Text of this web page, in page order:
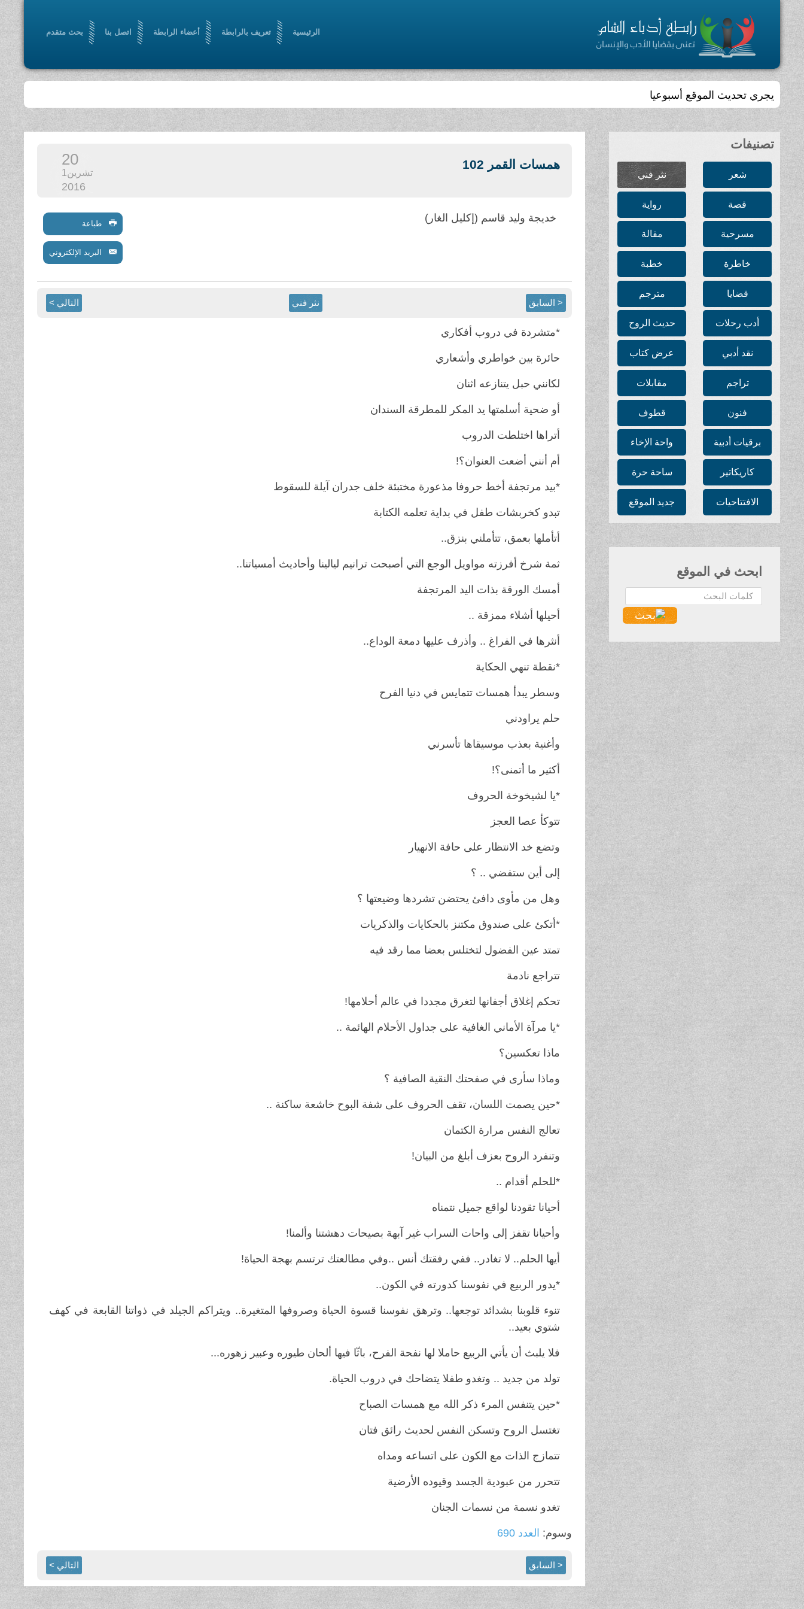
الرئيسية تعريف بالرابطة أعضاء الرابطة اتصل بنا بحث متقدم
يجري تحديث الموقع أسبوعيا
تصنيفات
شعر نثر فني
قصة رواية
مسرحية مقالة
خاطرة خطبة
قضايا مترجم
أدب رحلات حديث الروح
نقد أدبي عرض كتاب
تراجم مقابلات
فنون قطوف
برقيات أدبية واحة الإخاء
كاريكاتير ساحة حرة
الافتتاحيات جديد الموقع
ابحث في الموقع
البحث...
همسات القمر 102 20
تشرين1
2016
خديجة وليد قاسم (إكليل الغار) طباعة
البريد الإلكتروني
< السابق نثر فني التالي >
*متشردة في دروب أفكاري
حائرة بين خواطري وأشعاري
لكانني حبل يتنازعه اثنان
أو ضحية أسلمتها يد المكر للمطرقة السندان
أتراها اختلطت الدروب
أم أنني أضعت العنوان؟!
*بيد مرتجفة أخط حروفا مذعورة مختبئة خلف جدران آيلة للسقوط
تبدو كخربشات طفل في بداية تعلمه الكتابة
أتأملها بعمق، تتأملني بنزق..
ثمة شرخ أفرزته مواويل الوجع التي أصبحت ترانيم ليالينا وأحاديث أمسياتنا..
أمسك الورقة بذات اليد المرتجفة
أحيلها أشلاء ممزقة ..
أنثرها في الفراغ .. وأذرف عليها دمعة الوداع..
*نقطة تنهي الحكاية
وسطر يبدأ همسات تتمايس في دنيا الفرح
حلم يراودني
وأغنية بعذب موسيقاها تأسرني
أكثير ما أتمنى؟!
*يا لشيخوخة الحروف
تتوكأ عصا العجز
وتضع خد الانتظار على حافة الانهيار
إلى أين ستفضي .. ؟
وهل من مأوى دافئ يحتضن تشردها وضيعتها ؟
*أتكئ على صندوق مكتنز بالحكايات والذكريات
تمتد عين الفضول لتختلس بعضا مما رقد فيه
تتراجع نادمة
تحكم إغلاق أجفانها لتغرق مجددا في عالم أحلامها!
*يا مرآة الأماني الغافية على جداول الأحلام الهائمة ..
ماذا تعكسين؟
وماذا سأرى في صفحتك النقية الصافية ؟
*حين يصمت اللسان، تقف الحروف على شفة البوح خاشعة ساكنة ..
تعالج النفس مرارة الكتمان
وتنفرد الروح بعزف أبلغ من البيان!
*للحلم أقدام ..
أحيانا تقودنا لواقع جميل نتمناه
وأحيانا تقفز إلى واحات السراب غير آبهة بصيحات دهشتنا وألمنا!
أيها الحلم.. لا تغادر.. ففي رفقتك أنس ..وفي مطالعتك ترتسم بهجة الحياة!
*يدور الربيع في نفوسنا كدورته في الكون..
تنوء قلوبنا بشدائد توجعها.. وترهق نفوسنا قسوة الحياة وصروفها المتغيرة.. ويتراكم الجيلد في ذواتنا القابعة في كهف
شتوي بعيد..
فلا يلبث أن يأتي الربيع حاملا لها نفحة الفرح، باثّا فيها ألحان طيوره وعبير زهوره...
تولد من جديد .. وتغدو طفلا يتضاحك في دروب الحياة.
*حين يتنفس المرء ذكر الله مع همسات الصباح
تغتسل الروح وتسكن النفس لحديث رائق فتان
تتمازج الذات مع الكون على اتساعه ومداه
تتحرر من عبودية الجسد وقيوده الأرضية
تغدو نسمة من نسمات الجنان
وسوم: العدد 690
< السابق التالي >